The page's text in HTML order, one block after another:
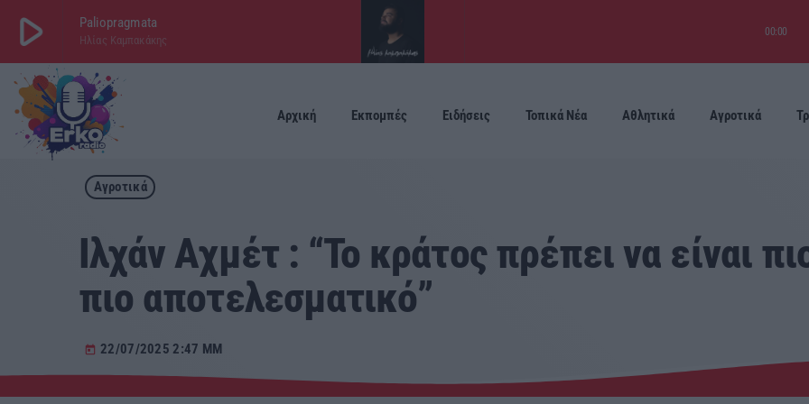
play_arrow Paliopragmata
Ηλίας Καμπακάκης
00:00
play_arrow ΕΡΚΟ
LIVE
Αρχική Εκπομπές Ειδήσεις Τοπικά Νέα Αθλητικά Αγροτικά
Αγροτικά
Ιλχάν Αχμέτ : “Το κράτος πρέπει να είναι
πιο αποτελεσματικό”
today 22/07/2025 2:47 ΜΜ